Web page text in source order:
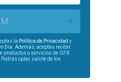
la Política de Privacidad y
Día. Además, aceptas recibir
productos o servicios de GFR
optar salirte de los